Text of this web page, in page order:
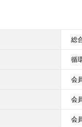
総
循
会
会
会